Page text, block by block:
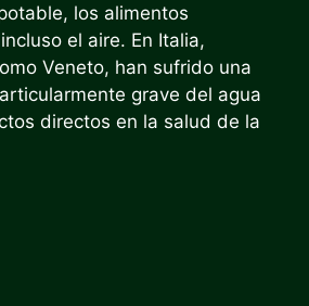
los alimentos
el aire. En Italia,
Veneto, han sufrido una
grave del agua
directos en la salud de la